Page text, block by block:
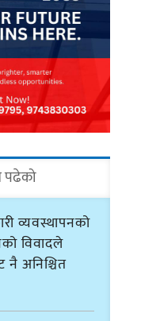
पढेको
व्यवस्थापनको
विवादले
अनिश्चित